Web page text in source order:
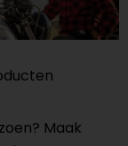
Maak